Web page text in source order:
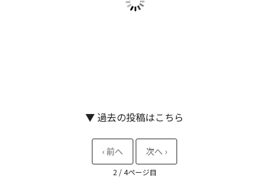
▼ 過去の投稿はこちら
2 / 4